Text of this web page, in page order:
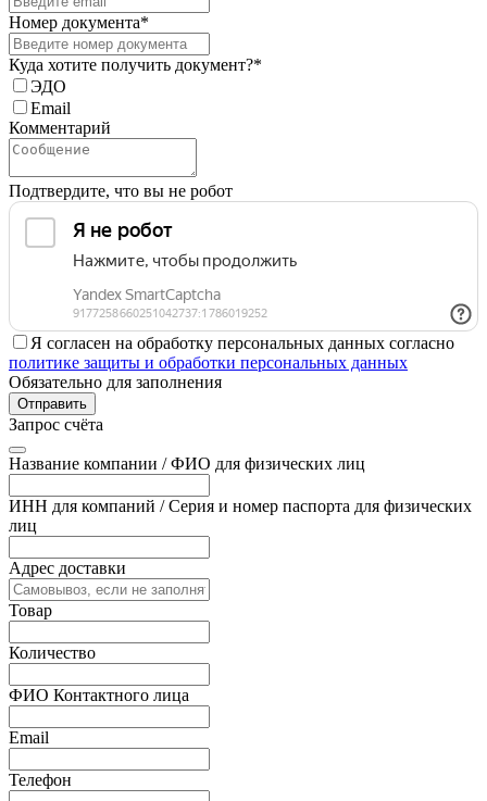
Номер документа*
Куда хотите получить документ?*
ЭДО
Email
Комментарий
Подтвердите, что вы не робот
Я согласен на обработку персональных данных согласно
политике защиты и обработки персональных данных
Обязательно для заполнения
Отправить
Запрос счёта
Название компании / ФИО для физических лиц
ИНН для компаний / Серия и номер паспорта для физических
лиц
Адрес доставки
Товар
Количество
ФИО Контактного лица
Email
Телефон